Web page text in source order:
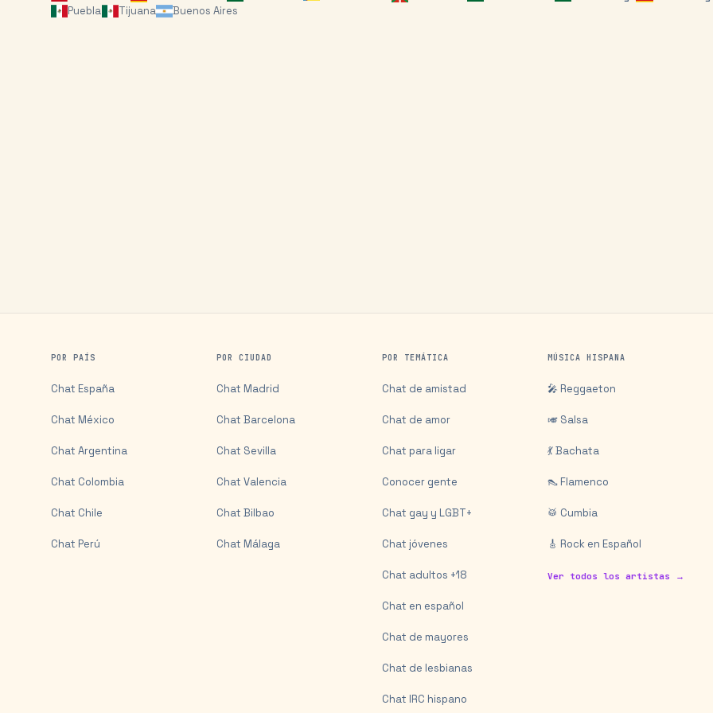
Puebla
Tijuana Buenos Aires
POR PAÍS
Chat España
Chat México
Chat Argentina
Chat Colombia
Chat Chile
Chat Perú
POR CIUDAD
Chat Madrid
Chat Barcelona
Chat Sevilla
Chat Valencia
Chat Bilbao
Chat Málaga
POR TEMÁTICA
Chat de amistad
Chat de amor
Chat para ligar
Conocer gente
Chat gay y LGBT+
Chat jóvenes
Chat adultos +18
Chat en español
Chat de mayores
Chat de lesbianas
Chat IRC hispano
MÚSICA HISPANA
🎤 Reggaeton
🎺 Salsa
💃 Bachata
👠 Flamenco
🥁 Cumbia
🎸 Rock en Español
Ver todos los artistas →